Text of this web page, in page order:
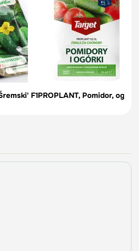
F1PROPLANT, Pomidor,